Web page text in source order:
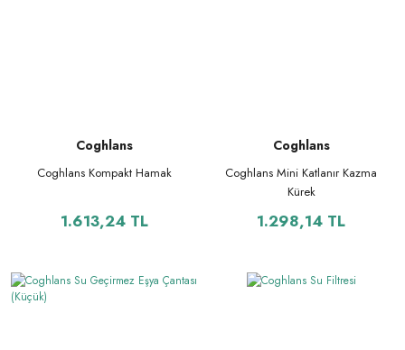
Coghlans
Coghlans Kompakt Hamak
1.613,24 TL
Coghlans
Coghlans Mini Katlanır Kazma
Kürek
1.298,14 TL